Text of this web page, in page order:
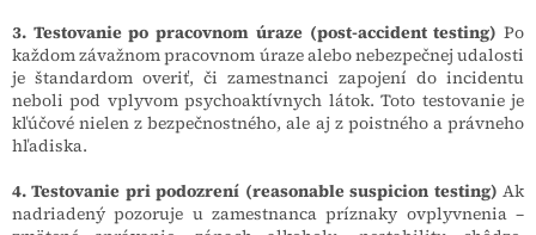
3. Testovanie po pracovnom úraze (post-accident testing) Po
každom závažnom pracovnom úraze alebo nebezpečnej udalosti
je štandardom overiť, či zamestnanci zapojení do incidentu
neboli pod vplyvom psychoaktívnych látok. Toto testovanie je
kľúčové nielen z bezpečnostného, ale aj z poistného a právneho
hľadiska.
4. Testovanie pri podozrení (reasonable suspicion testing) Ak
nadriadený pozoruje u zamestnanca príznaky ovplyvnenia –